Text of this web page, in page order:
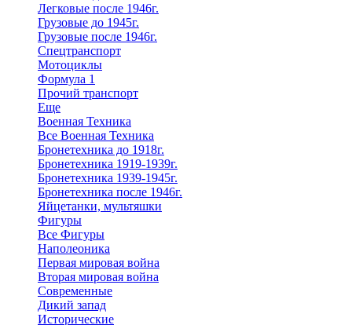
Легковые после 1946г.
Грузовые до 1945г.
Грузовые после 1946г.
Спецтранспорт
Мотоциклы
Формула 1
Прочий транспорт
Еще
Военная Техника
Все Военная Техника
Бронетехника до 1918г.
Бронетехника 1919-1939г.
Бронетехника 1939-1945г.
Бронетехника после 1946г.
Яйцетанки, мультяшки
Фигуры
Все Фигуры
Наполеоника
Первая мировая война
Вторая мировая война
Современные
Дикий запад
Исторические